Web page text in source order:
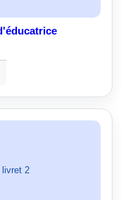
livret 2